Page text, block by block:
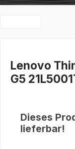
Lenovo
G5
Dieses
lieferbar!